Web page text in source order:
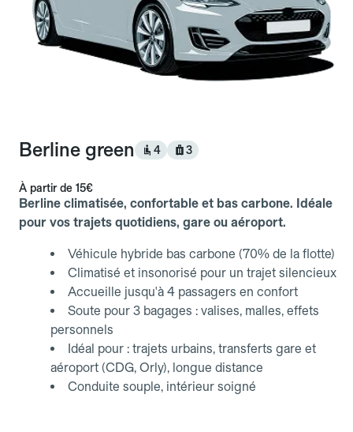
Berline green 4 3
À partir de 15€
Berline climatisée, confortable et bas carbone. Idéale
pour vos trajets quotidiens, gare ou aéroport.
Véhicule hybride bas carbone (70% de la flotte)
Climatisé et insonorisé pour un trajet silencieux
Accueille jusqu'à 4 passagers en confort
Soute pour 3 bagages : valises, malles, effets
personnels
Idéal pour : trajets urbains, transferts gare et
aéroport (CDG, Orly), longue distance
Conduite souple, intérieur soigné